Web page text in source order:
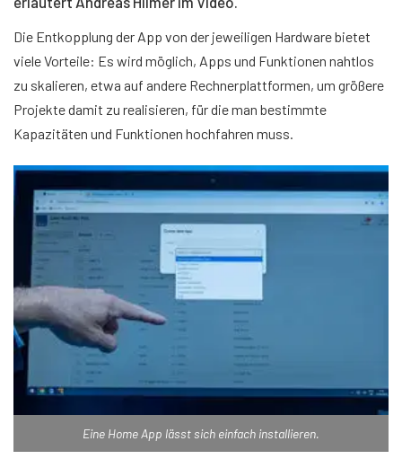
Die Entkopplung der App von der jeweiligen Hardware bietet
viele Vorteile: Es wird möglich, Apps und Funktionen nahtlos
zu skalieren, etwa auf andere Rechnerplattformen, um größere
Projekte damit zu realisieren, für die man bestimmte
Kapazitäten und Funktionen hochfahren muss.
Eine Home App lässt sich einfach installieren.